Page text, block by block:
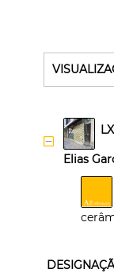
Elias